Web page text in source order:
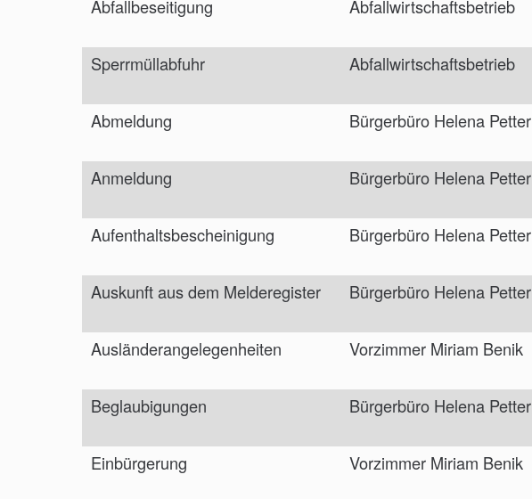
Abfallbeseitigung Abfallwirtschaftsbetrieb
Sperrmüllabfuhr
Abfallwirtschaftsbetrieb
Abmeldung Bürgerbüro Helena Petter
Anmeldung Bürgerbüro Helena Petter
Aufenthaltsbescheinigung Bürgerbüro Helena Petter
Auskunft aus dem Melderegister Bürgerbüro Helena Petter
Ausländerangelegenheiten Vorzimmer Miriam Benik
Beglaubigungen Bürgerbüro Helena Petter
Einbürgerung
Vorzimmer Miriam Benik